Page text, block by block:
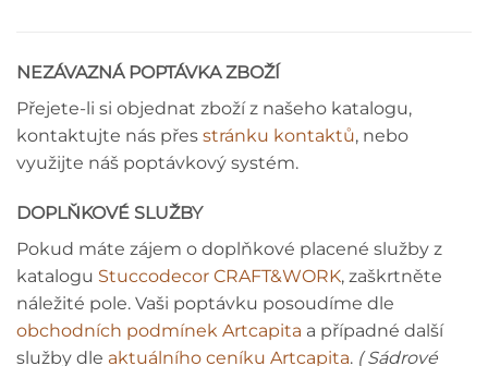
NEZÁVAZNÁ POPTÁVKA ZBOŽÍ
Přejete-li si objednat zboží z našeho katalogu,
kontaktujte nás přes stránku kontaktů, nebo
využijte náš poptávkový systém.
DOPLŇKOVÉ SLUŽBY
Pokud máte zájem o doplňkové placené služby z
katalogu Stuccodecor CRAFT&WORK, zaškrtněte
náležité pole. Vaši poptávku posoudíme dle
obchodních podmínek Artcapita a případné další
služby dle aktuálního ceníku Artcapita. ( Sádrové